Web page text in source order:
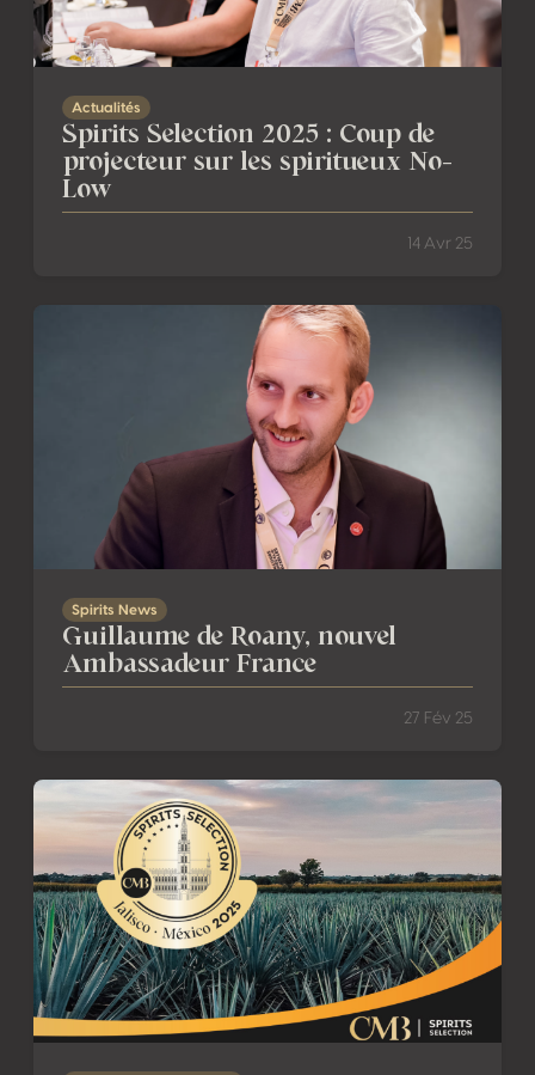
Actualités
Spirits Selection 2025 : Coup de
projecteur sur les spiritueux No-
Low
14 Avr 25
Guillaume de Roany, nouvel Ambassadeur France
Spirits News
Guillaume de Roany, nouvel
Ambassadeur France
27 Fév 25
Spirits Selection by CMB 2025 se tiendra à Jalisco, au